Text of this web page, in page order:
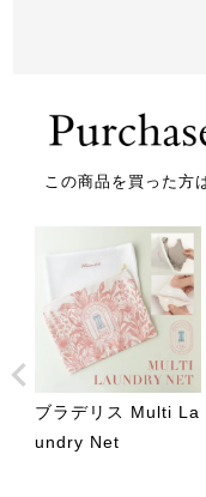
この商品を買った方
ブラデリス Multi La
undry Net